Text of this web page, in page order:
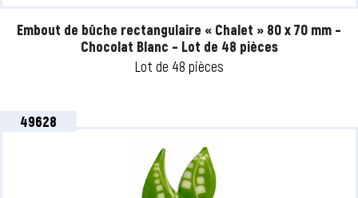
Embout de bûche rectangulaire « Chalet » 80 x 70 mm –
Chocolat Blanc – Lot de 48 pièces
Lot de 48 pièces
49628